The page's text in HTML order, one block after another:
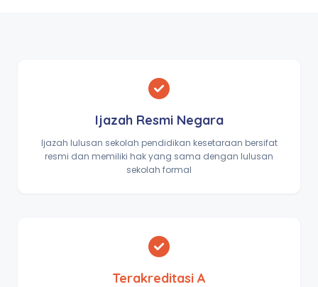
Ijazah Resmi Negara
Ijazah lulusan sekolah pendidikan kesetaraan bersifat
resmi dan memiliki hak yang sama dengan lulusan
sekolah formal
Terakreditasi A